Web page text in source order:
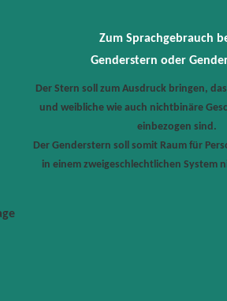
Zum Sprachgebrauch
Genderstern oder
Der Stern soll zum Ausdruck bringen,
und weibliche wie auch nichtbinäre
einbezogen sind.
Der Genderstern soll somit Raum für
in einem zweigeschlechtlichen System